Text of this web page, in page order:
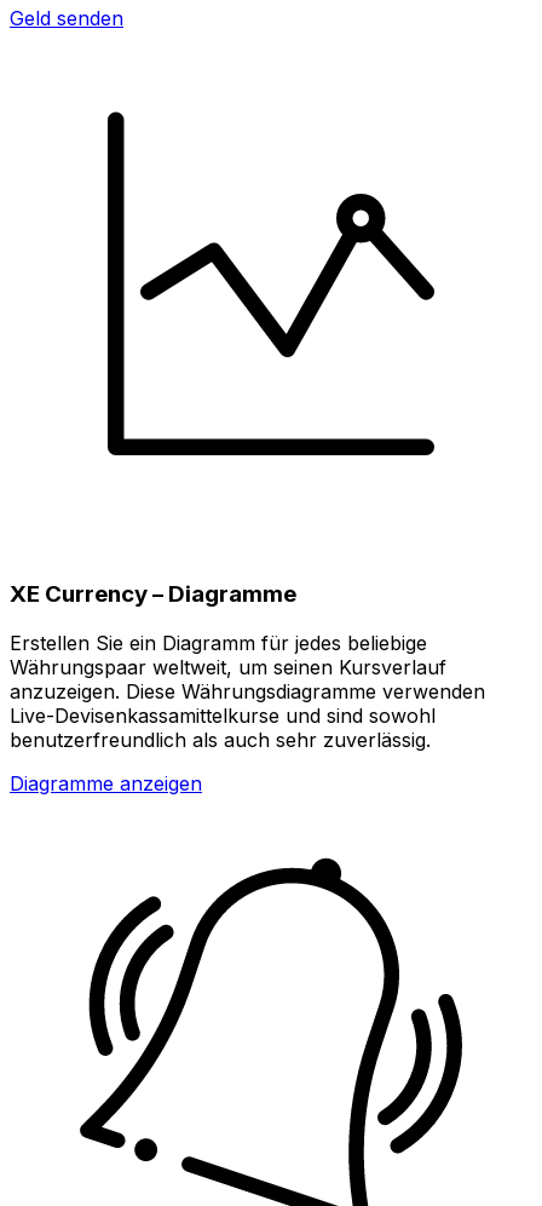
Geld senden
XE Currency – Diagramme
Erstellen Sie ein Diagramm für jedes beliebige
Währungspaar weltweit, um seinen Kursverlauf
anzuzeigen. Diese Währungsdiagramme verwenden
Live-Devisenkassamittelkurse und sind sowohl
benutzerfreundlich als auch sehr zuverlässig.
Diagramme anzeigen